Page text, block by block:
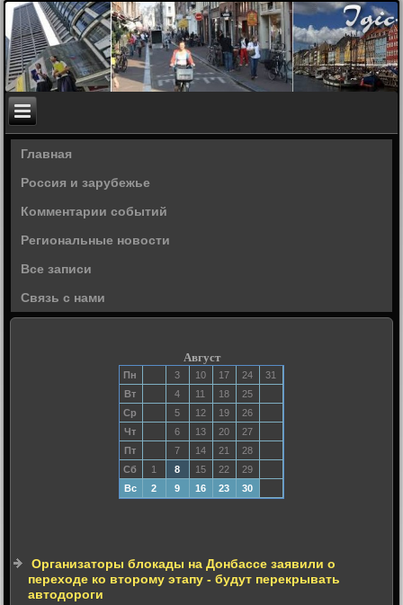
Главная
Россия и зарубежье
Комментарии событий
Региональные новости
Все записи
Связь с нами
Август
Пн 3 10 17 24
31
Вт
4 11 18
25
Ср
5 12 19
26
Чт
6 13 20
27
Пт
7 14 21
28
Сб
1 8 15 22
29
Вс
2 9 16 23 30
Организаторы блокады на Донбассе заявили о
переходе ко второму этапу - будут перекрывать
автодороги